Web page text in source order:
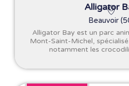
Alligator
Beauvoir
Alligator Bay est un parc
Mont-Saint-Michel,
notamment les